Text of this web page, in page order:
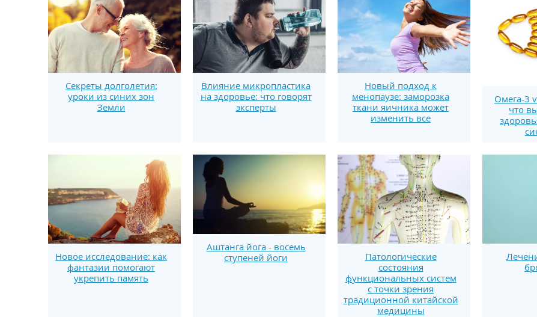
Секреты долголетия:
уроки из синих зон
Земли
Влияние микропластика
на здоровье: что говорят
эксперты
Новый подход к
менопаузе: заморозка
ткани яичника может
изменить все
Омега-3
что
Новое исследование: как
фантазии помогают
укрепить память
Аштанга йога - восемь
ступеней йоги
Патологические
состояния
функциональных систем
с точки зрения
традиционной китайской
медицины